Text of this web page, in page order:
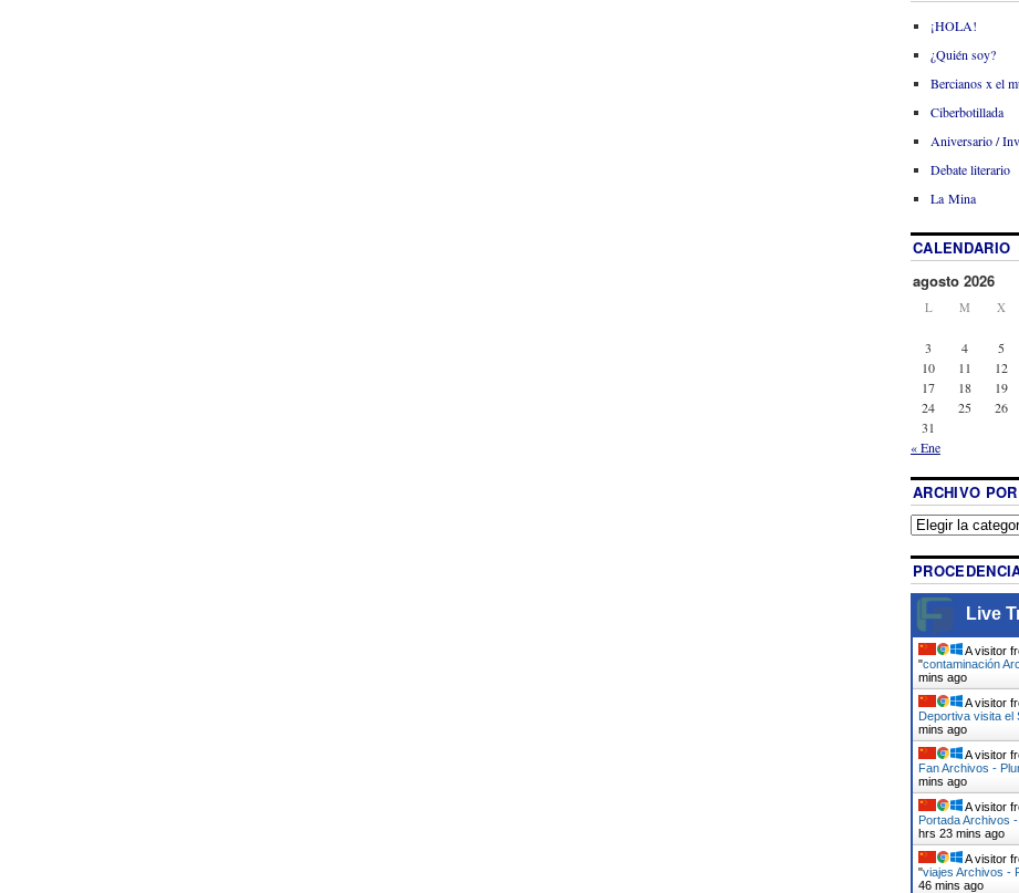
¡HOLA!
¿Quién soy?
Bercianos x el
Ciberbotillada
Aniversario /
Debate literario
La Mina
CALENDARIO
agosto 2026
L M X
3
4 5
10
11 12
17
18 19
24
25 26
31
« Ene
ARCHIVO
Live
A visitor
"contaminación
mins ago
A visitor
Deportiva visita el
mins ago
A visitor
Fan Archivos -
mins ago
A visitor
Portada Archivos
hrs 23 mins ago
A visitor
"viajes Archivos -
46 mins ago